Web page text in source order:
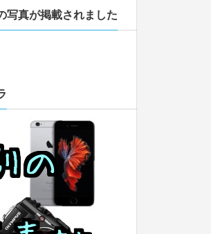
写真が掲載されました